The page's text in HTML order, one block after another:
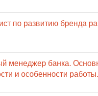
по развитию бренда
менеджер банка.
и особенности работы.